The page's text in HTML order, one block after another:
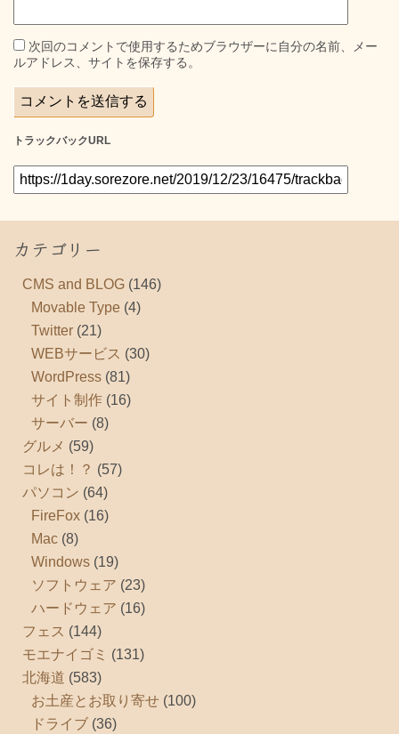
次回のコメントで使用するためブラウザーに自分の名前、メー
ルアドレス、サイトを保存する。
トラックバックURL
カテゴリー
CMS and BLOG (146)
Movable Type (4)
Twitter (21)
WEBサービス (30)
WordPress (81)
サイト制作 (16)
サーバー (8)
グルメ (59)
コレは！？ (57)
パソコン (64)
FireFox (16)
Mac (8)
Windows (19)
ソフトウェア (23)
ハードウェア (16)
フェス (144)
モエナイゴミ (131)
北海道 (583)
お土産とお取り寄せ (100)
ドライブ (36)